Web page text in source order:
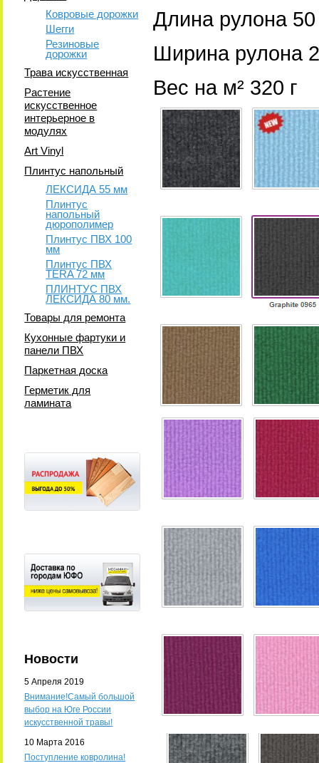
Ковровые дорожки
Шегги
Резиновые
дорожки
Трава искусственная
Растение
искусственное
интерьерное в
модулях
Art Vinyl
Плинтус напольный
ЛЕКСИДА 55 мм
Плинтус
напольный
дюрополимер
Плинтус ПВХ 100
мм
Плинтус ПВХ
TERA 72 мм
ПЛИНТУС ПВХ
ЛЕКСИДА 80 мм.
Товары для ремонта
Кухонные фартуки и
панели ПВХ
Паркетная доска
Герметик для
ламината
Новости
5 Апреля 2019
Внимание!Самый большой
выбор на Юге России
искусственной травы!
10 Марта 2016
Поступление ковролина!
Длина рулона
Ширина рулона
Вес на м² 320 г